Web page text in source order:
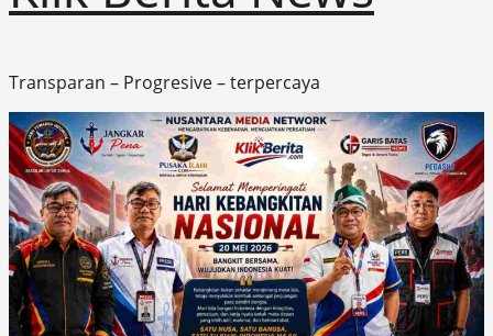
Transparan – Progresive – terpercaya